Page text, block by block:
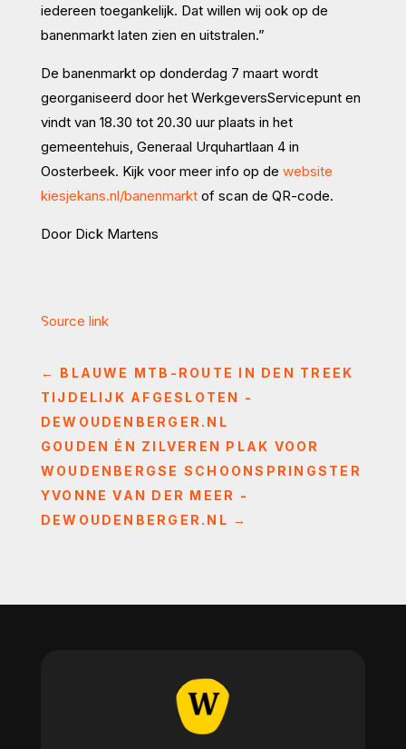
iedereen toegankelijk. Dat willen wij ook op de
banenmarkt laten zien en uitstralen.”
De banenmarkt op donderdag 7 maart wordt
georganiseerd door het WerkgeversServicepunt en
vindt van 18.30 tot 20.30 uur plaats in het
gemeentehuis, Generaal Urquhartlaan 4 in
Oosterbeek. Kijk voor meer info op de website
kiesjekans.nl/banenmarkt of scan de QR-code.
Door Dick Martens
Source link
← BLAUWE MTB-ROUTE IN DEN TREEK
TIJDELIJK AFGESLOTEN -
DEWOUDENBERGER.NL
GOUDEN ÉN ZILVEREN PLAK VOOR
WOUDENBERGSE SCHOONSPRINGSTER
YVONNE VAN DER MEER -
DEWOUDENBERGER.NL →